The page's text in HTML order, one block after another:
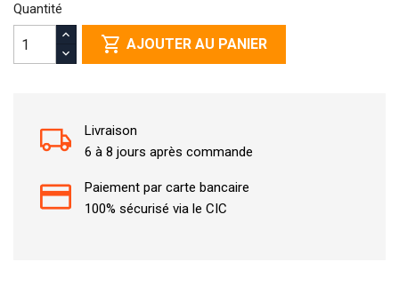
Quantité
shopping_cart AJOUTER AU PANIER
Livraison
6 à 8 jours après commande
Paiement par carte bancaire
100% sécurisé via le CIC